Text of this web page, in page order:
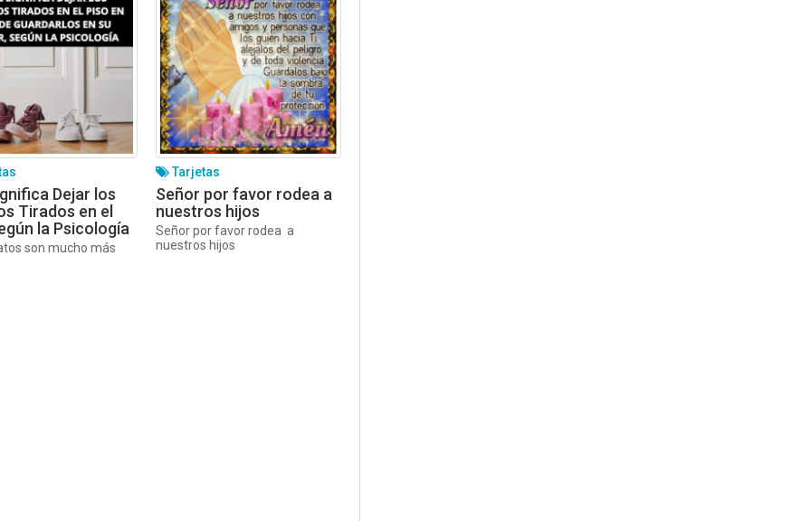
Dejar los
Tirados en el
la Psicología
son mucho más
Tarjetas
Señor por favor rodea a
nuestros hijos
Señor por favor rodea a
nuestros hijos